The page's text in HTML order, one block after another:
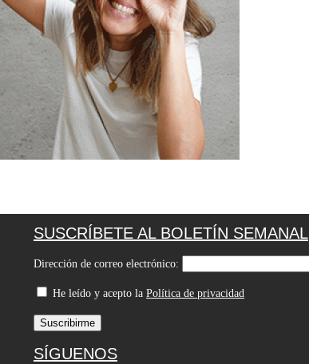
SUSCRÍBETE AL BOLETÍN SEMANAL
Dirección de correo electrónico:
He leído y acepto la Política de privacidad
SÍGUENOS